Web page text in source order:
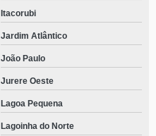
Itacorubi
Jardim Atlântico
João Paulo
Jurere Oeste
Lagoa Pequena
Lagoinha do Norte